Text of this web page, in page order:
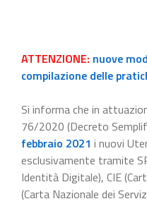
ATTENZIONE: nuove
compilazione delle
Si informa che in
76/2020 (Decreto
febbraio 2021 i nuovi
esclusivamente tramite
Identità Digitale), CIE
(Carta Nazionale dei